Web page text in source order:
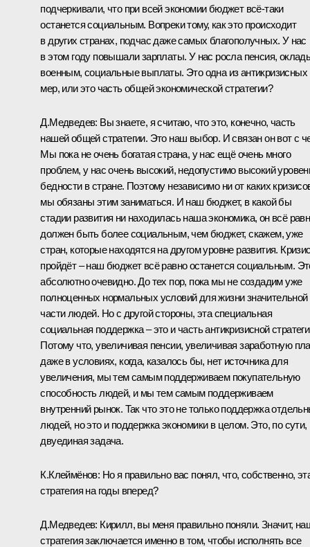
подчеркивали, что при всей экономии бюджет всё‑таки
останется социальным. Вопреки тому, как это происходит
в других странах, подчас даже самых благополучных. У нас
в этом году повышали зарплаты. У нас росла пенсия,
военным, социальные выплаты. Это одна из антикризисных
мер, или это часть общей экономической стратегии?
Д.Медведев: Вы знаете, я считаю, что это, конечно, часть
нашей общей стратегии. Это наш выбор. И связан он вот с
Мы пока не очень богатая страна, у нас ещё очень много
проблем, у нас очень высокий, недопустимо высокий
бедности в стране. Поэтому независимо ни от каких
мы обязаны этим заниматься. И наш бюджет, в какой бы
стадии развития ни находилась наша экономика, он всё
должен быть более социальным, чем бюджет, скажем, уже
стран, которые находятся на другом уровне развития.
пройдёт – наш бюджет всё равно останется социальным.
абсолютно очевидно. До тех пор, пока мы не создадим уже
полноценных нормальных условий для жизни значительной
части людей. Но с другой стороны, эта специальная
социальная поддержка – это и часть антикризисной
Потому что, увеличивая пенсии, увеличивая заработную
даже в условиях, когда, казалось бы, нет источника для
увеличения, мы тем самым поддерживаем покупательную
способность людей, и мы тем самым поддерживаем
внутренний рынок. Так что это не только поддержка
людей, но это и поддержка экономики в целом. Это, по сути,
двуединая задача.
К.Клеймёнов: Но я правильно вас понял, что, собственно,
стратегия на годы вперед?
Д.Медведев: Кирилл, вы меня правильно поняли. Значит,
стратегия заключается именно в том, чтобы исполнять все